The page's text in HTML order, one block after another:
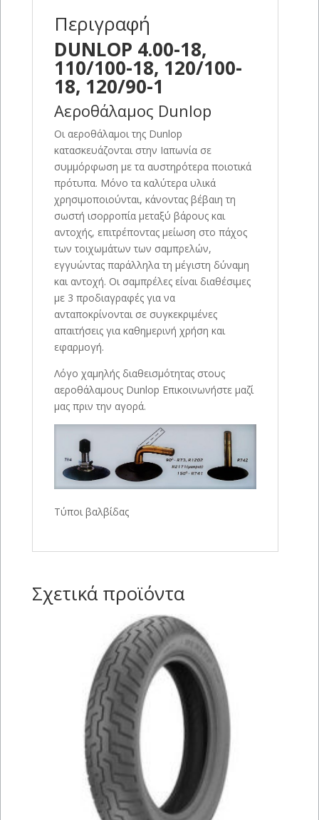
Περιγραφή
DUNLOP 4.00-18,
110/100-18, 120/100-
18, 120/90-1
Αεροθάλαμος Dunlop
Οι αεροθάλαμοι της Dunlop
κατασκευάζονται στην Ιαπωνία σε
συμμόρφωση με τα αυστηρότερα ποιοτικά
πρότυπα. Μόνο τα καλύτερα υλικά
χρησιμοποιούνται, κάνοντας βέβαιη τη
σωστή ισορροπία μεταξύ βάρους και
αντοχής, επιτρέποντας μείωση στο πάχος
των τοιχωμάτων των σαμπρελών,
εγγυώντας παράλληλα τη μέγιστη δύναμη
και αντοχή. Οι σαμπρέλες είναι διαθέσιμες
με 3 προδιαγραφές για να
ανταποκρίνονται σε συγκεκριμένες
απαιτήσεις για καθημερινή χρήση και
εφαρμογή.
Λόγο χαμηλής διαθεισμότητας στους
αεροθάλαμους Dunlop Επικοινωνήστε μαζί
μας πριν την αγορά.
Τύποι βαλβίδας
Σχετικά προϊόντα